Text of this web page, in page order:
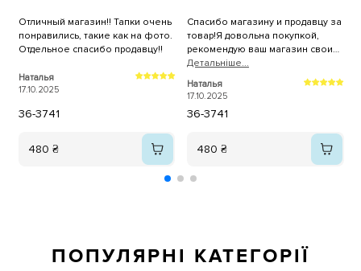
Отличный магазин!! Тапки очень
понравились, такие как на фото.
Отдельное спасибо продавцу!!
Наталья
17.10.2025
36-3741
480 ₴
Спасибо магазину и продавцу за
товар!Я довольна покупкой,
рекомендую ваш магазин своим
друзьям!!!
Детальнiше...
Наталья
17.10.2025
36-3741
480 ₴
ПОПУЛЯРНІ КАТЕГОРІЇ